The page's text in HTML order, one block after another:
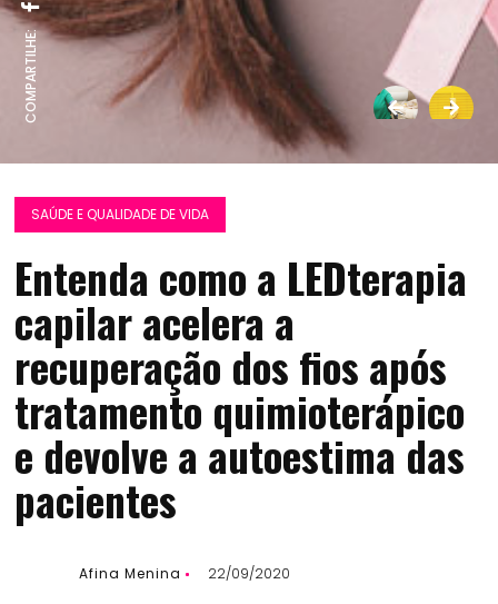
COMPARTILHE:
SAÚDE E QUALIDADE DE VIDA
Entenda como a LEDterapia
capilar acelera a
recuperação dos fios após
tratamento quimioterápico
e devolve a autoestima das
pacientes
Afina Menina 22/09/2020